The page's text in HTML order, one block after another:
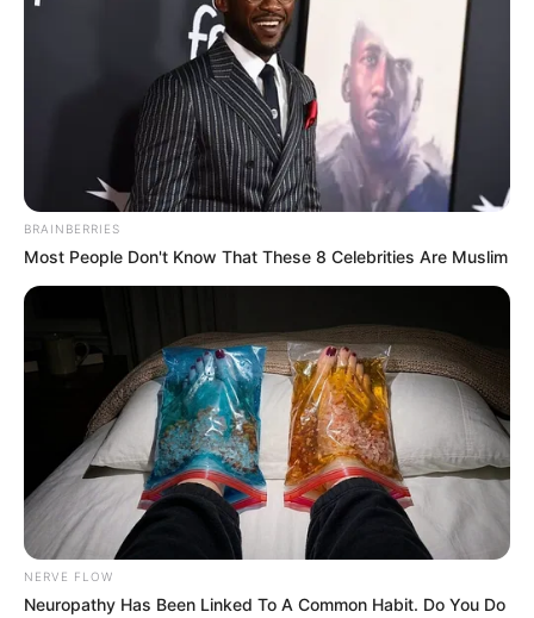
Universal Pictureszaprezentowało nowy teaser aktorskiej
„Jak wytresować smoka”.Pełny zwiastun produkcji
trafi do sieci w środę,jednak już teraz można zobaczyć
nieujawnione wcześniej fragmenty filmu, który jest remakiem
uwielbianej animacjiDreamWorksz 2010 roku.
BRAINBERRIES
Most People Don't Know That These 8 Celebrities Are Muslim
NERVE FLOW
Neuropathy Has Been Linked To A Common Habit. Do You Do